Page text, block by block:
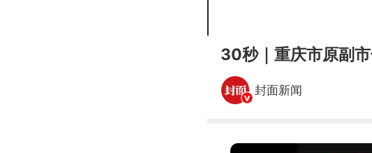
30秒｜重庆市原副
封面新闻